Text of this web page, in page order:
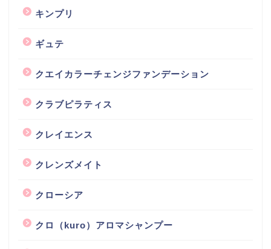
キンプリ
ギュテ
クエイカラーチェンジファンデーション
クラブピラティス
クレイエンス
クレンズメイト
クローシア
クロ（kuro）アロマシャンプー